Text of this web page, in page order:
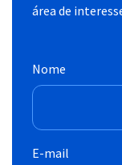
área de
Nome
E-mail